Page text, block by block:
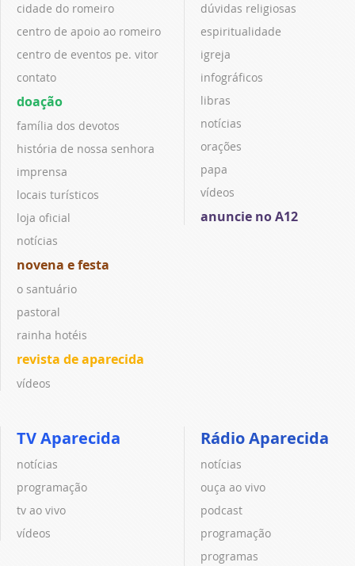
cidade do romeiro
centro de apoio ao romeiro
centro de eventos pe. vitor
contato
doação
família dos devotos
história de nossa senhora
imprensa
locais turísticos
loja oficial
notícias
novena e festa
o santuário
pastoral
rainha hotéis
revista de aparecida
vídeos
dúvidas religiosas
espiritualidade
igreja
infográficos
libras
notícias
orações
papa
vídeos
anuncie no A12
TV Aparecida
notícias
programação
tv ao vivo
vídeos
Rádio Aparecida
notícias
ouça ao vivo
podcast
programação
programas